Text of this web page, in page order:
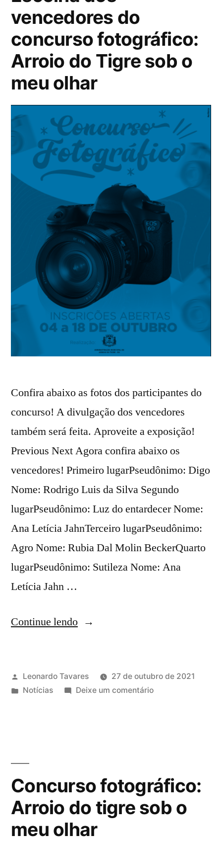
vencedores do
concurso fotográfico:
Arroio do Tigre sob o
meu olhar
Confira abaixo as fotos dos participantes do
concurso! A divulgação dos vencedores
também será feita. Aproveite a exposição!
Previous Next Agora confira abaixo os
vencedores! Primeiro lugarPseudônimo: Digo
Nome: Rodrigo Luis da Silva Segundo
lugarPseudônimo: Luz do entardecer Nome:
Ana Letícia JahnTerceiro lugarPseudônimo:
Agro Nome: Rubia Dal Molin BeckerQuarto
lugarPseudônimo: Sutileza Nome: Ana
Letícia Jahn …
Continue lendo
Leonardo Tavares
27 de outubro de 2021
Notícias
Deixe um comentário
Concurso fotográfico:
Arroio do tigre sob o
meu olhar